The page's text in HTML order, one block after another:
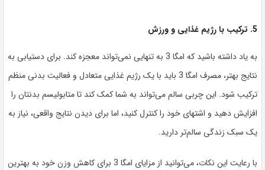
5. ترکیب با رژیم غذایی و ورزش
به یاد داشته باشید که امگا 3 به تنهایی نمی‌تواند معجزه کند. برای دستیابی به
نتایج بهتر، مصرف امگا 3 باید با یک رژیم غذایی متعادل و فعالیت بدنی منظم
ترکیب شود. این چربی سالم می‌تواند به شما کمک کند تا متابولیسم بدنتان را
افزایش دهید و اشتهای خود را کنترل کنید، اما برای دیدن نتایج واقعی، نیاز به
یک سبک زندگی سالم‌تر دارید.
با رعایت این نکات، می‌توانید از مزایای امگا 3 برای کاهش وزن خود به بهترین